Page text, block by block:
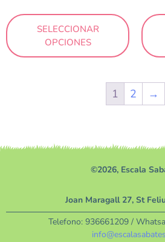
SELECCIONAR
OPCIONES
1 2 →
©2026, Escala
Joan Maragall 27, St
Telefono: 936661209/